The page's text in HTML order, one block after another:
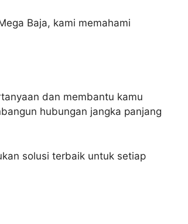
Baja, kami memahami
dan membantu kamu
hubungan jangka panjang
solusi terbaik untuk setiap